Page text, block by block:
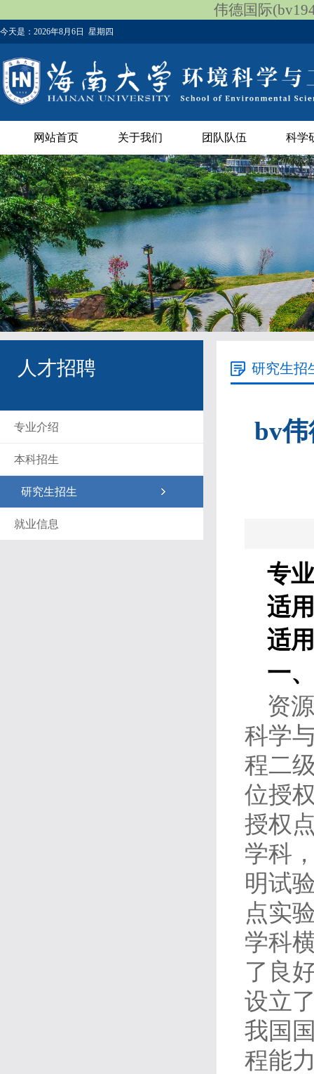
伟德国际
今天是： 2026年8月6日 星期四
网站首页 关于我们 团队队伍 科学
人才招聘
专业介绍
本科招生
研究生招生
就业信息
研究生招
bv伟
专
适
适
一
资
科学
程二
位授
授权
学科
明试
点实
学科
了良
设立
我国
程能